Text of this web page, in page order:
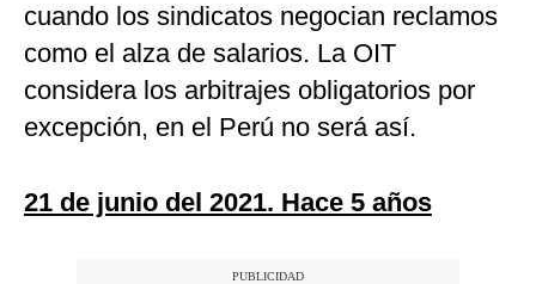
cuando los sindicatos negocian reclamos
como el alza de salarios. La OIT
considera los arbitrajes obligatorios por
excepción, en el Perú no será así.
21 de junio del 2021. Hace 5 años